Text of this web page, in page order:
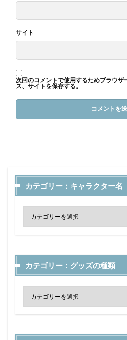
サイト
次回のコメントで使用するためブラウザ
ス、サイトを保存する。
カテゴリー：キャラク
カテゴリー：グッズの種類